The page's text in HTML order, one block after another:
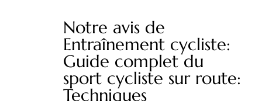
Notre avis de
Entraînement cycliste:
Guide complet du
sport cycliste sur route:
Techniques